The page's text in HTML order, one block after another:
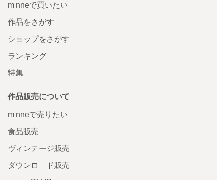
minneで買いたい
作品をさがす
ショップをさがす
ランキング
特集
作品販売について
minneで売りたい
食品販売
ヴィンテージ販売
ダウンロード販売